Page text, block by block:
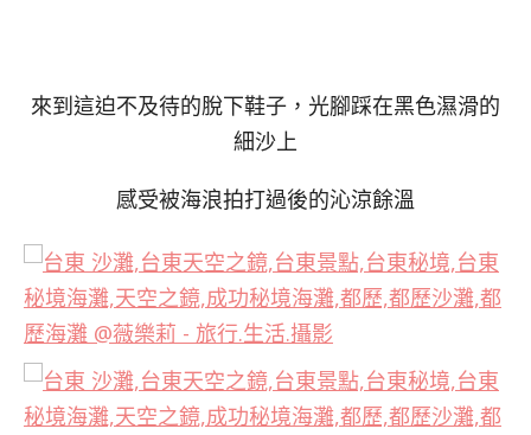
來到這迫不及待的脫下鞋子，光腳踩在黑色濕滑的
細沙上
感受被海浪拍打過後的沁涼餘溫